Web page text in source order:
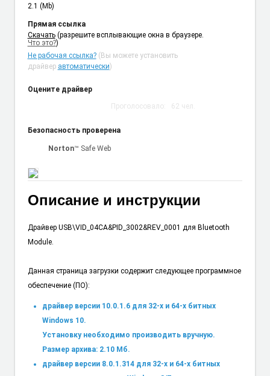
2.1 (Mb)
Прямая ссылка
Cкачать (разрешите всплывающие окна в браузере.
Что это?)
Не рабочая ссылка?(Вы можете установить
драйвер автоматически)
Оцените драйвер
Проголосовало: 62 чел.
Безопасность проверена
Norton™ Safe Web
Описание и инструкции
Драйвер USB\VID_04CA&PID_3002&REV_0001 для Bluetooth
Module.
Данная страница загрузки содержит следующее программное
обеспечение (ПО):
драйвер версии 10.0.1.6 для 32-х и 64-х битных
Windows 10.
Установку необходимо производить вручную.
Размер архива: 2.10 Мб.
драйвер версии 8.0.1.314 для 32-х и 64-х битных